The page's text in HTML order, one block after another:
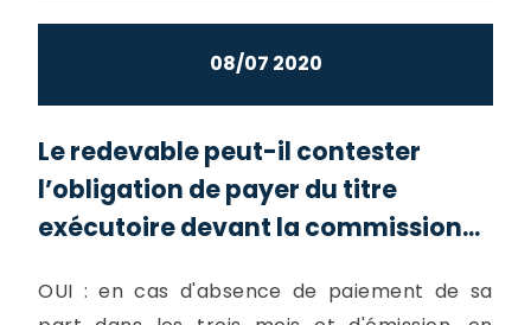
08/07 2020
Le redevable peut-il contester
l’obligation de payer du titre
exécutoire devant la commission...
OUI : en cas d'absence de paiement de sa